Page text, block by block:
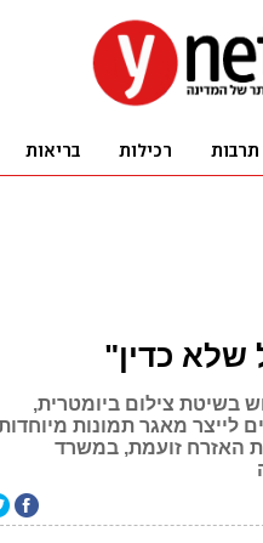
כדין"
בשיטת צילום ביומטרית,
לייצר מאגר תמונות
האזרח זועמת, במשרד